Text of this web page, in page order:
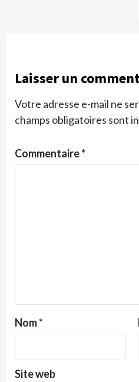
Laisser un
Votre adresse e-mail ne
champs obligatoires sont
Commentaire*
Nom*
Site web